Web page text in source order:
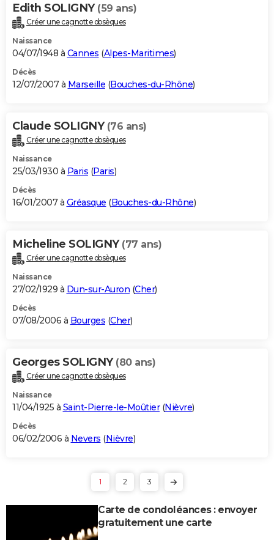
Edith SOLIGNY (59 ans)
Créer une cagnotte obsèques
Naissance
04/07/1948 à Cannes (Alpes-Maritimes)
Décès
12/07/2007 à Marseille (Bouches-du-Rhône)
Claude SOLIGNY (76 ans)
Créer une cagnotte obsèques
Naissance
25/03/1930 à Paris (Paris)
Décès
16/01/2007 à Gréasque (Bouches-du-Rhône)
Micheline SOLIGNY (77 ans)
Créer une cagnotte obsèques
Naissance
27/02/1929 à Dun-sur-Auron (Cher)
Décès
07/08/2006 à Bourges (Cher)
Georges SOLIGNY (80 ans)
Créer une cagnotte obsèques
Naissance
11/04/1925 à Saint-Pierre-le-Moûtier(Nièvre)
Décès
06/02/2006 à Nevers (Nièvre)
1 2 3
Carte de condoléances : envoyer
gratuitement une carte